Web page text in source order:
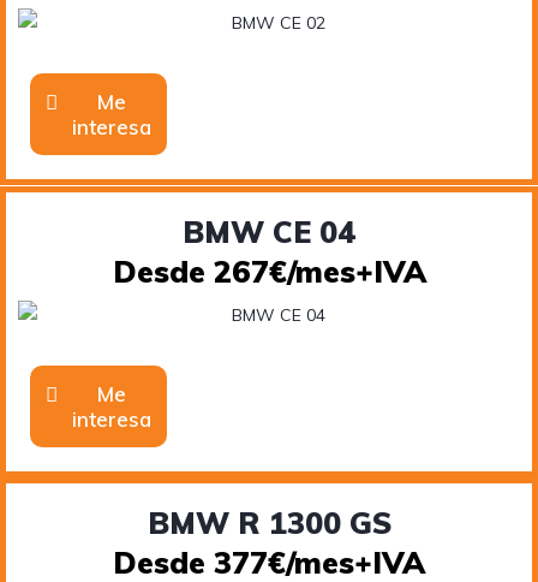
Me
interesa
BMW CE 04
Desde 267€/mes+IVA
Me
interesa
BMW R 1300 GS
Desde 377€/mes+IVA